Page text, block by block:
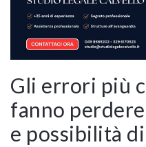
Gli errori più
fanno
e possibilità